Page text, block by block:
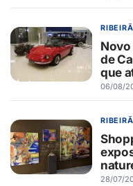
de
que
06/08/
28/07/